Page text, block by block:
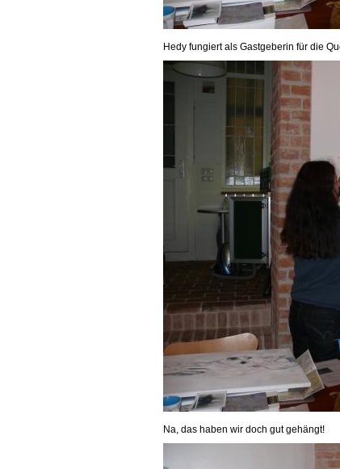
Hedy fungiert als Gastgeberin für die
Na, das haben wir doch gut gehängt!